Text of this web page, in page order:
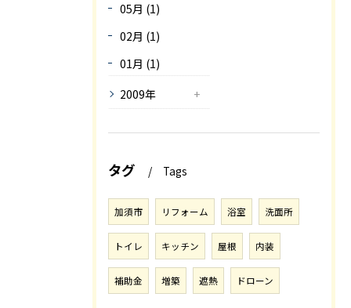
05月 (1)
02月 (1)
01月 (1)
2009年
タグ Tags
加須市 リフォーム 浴室 洗面所
トイレ キッチン 屋根 内装
補助金 増築 遮熱 ドローン